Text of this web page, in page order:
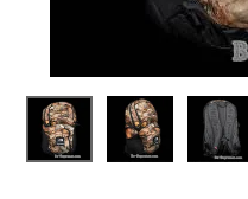
CATEGORY
Tシャツ・ロングスリーブ